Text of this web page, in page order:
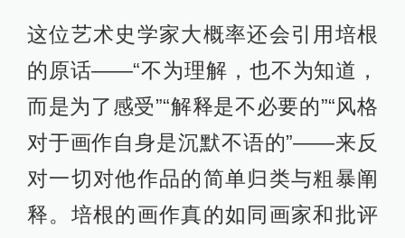
这位艺术史学家大概率还会引用培根
的原话——“不为理解，也不为知道，
而是为了感受”“解释是不必要的”“风格
对于画作自身是沉默不语的”——来反
对一切对他作品的简单归类与粗暴阐
释。培根的画作真的如同画家和批评